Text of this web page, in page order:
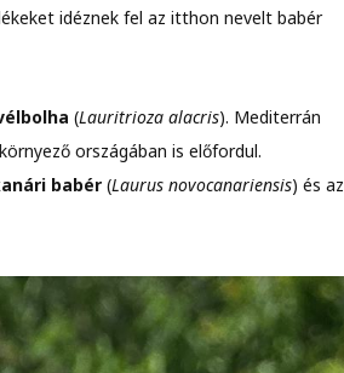
idéznek fel az itthon nevelt babér
(Lauritrioza alacris). Mediterrán
országában is előfordul.
babér(Laurus novocanariensis) és az